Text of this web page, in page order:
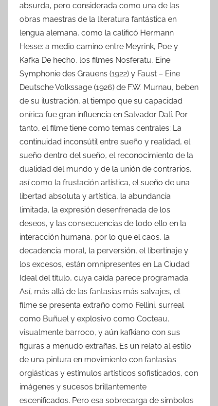
absurda, pero considerada como una de las
obras maestras de la literatura fantástica en
lengua alemana, como la calificó Hermann
Hesse: a medio camino entre Meyrink, Poe y
Kafka De hecho, los filmes Nosferatu, Eine
Symphonie des Grauens (1922) y Faust – Eine
Deutsche Volkssage (1926) de F.W. Murnau, beben
de su ilustración, al tiempo que su capacidad
onírica fue gran influencia en Salvador Dalí. Por
tanto, el filme tiene como temas centrales: La
continuidad inconsútil entre sueño y realidad, el
sueño dentro del sueño, el reconocimiento de la
dualidad del mundo y de la unión de contrarios,
así como la frustación artística, el sueño de una
libertad absoluta y artística, la abundancia
limitada, la expresión desenfrenada de los
deseos, y las consecuencias de todo ello en la
interacción humana, por lo que el caos, la
decadencia moral, la perversión, el libertinaje y
los excesos, están omnipresentes en La Ciudad
Ideal del título, cuya caída parece programada.
Así, más allá de las fantasías más salvajes, el
filme se presenta extraño como Fellini, surreal
como Buñuel y explosivo como Cocteau,
visualmente barroco, y aún kafkiano con sus
figuras a menudo extrañas. Es un relato al estilo
de una pintura en movimiento con fantasías
orgiásticas y estímulos artísticos sofisticados, con
imágenes y sucesos brillantemente
escenificados. Pero esa sobrecarga de símbolos